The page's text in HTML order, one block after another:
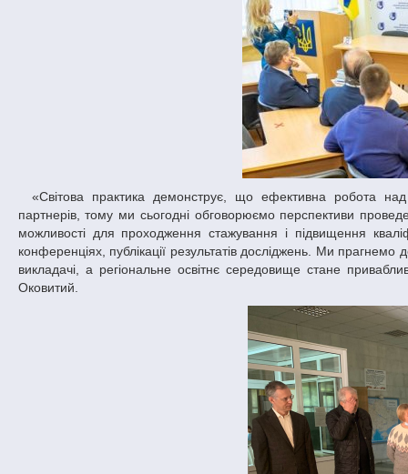
«Світова практика демонструє, що ефективна робота над масштабними проєктами можлива лише за кооперації кількох потужних
партнерів, тому ми сьогодні обговорюємо перспективи
можливості для проходження стажування і підвищення
конференціях, публікації результатів досліджень. Ми прагнемо
викладачі, а регіональне освітнє середовище стане
Оковитий.